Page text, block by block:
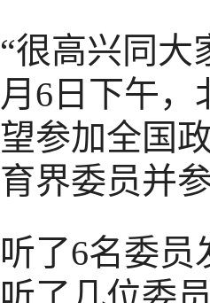
“很高兴同大
月6日下午
望参加全国
育界委员并
听了6名委员